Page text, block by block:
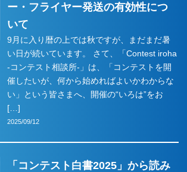
データで見るコンテスト
コンテスト実務：作り方
権利について
ー・フライヤー発送の有効性につ
いて
9月に入り暦の上では秋ですが、まだまだ暑
い日が続いています。 さて、「Contest iroha
-コンテスト相談所-」は、「コンテストを開
催したいが、何から始めればよいかわからな
い」という皆さまへ、開催の“いろは”をお
[…]
2025/09/12
「コンテスト白書2025」から読み